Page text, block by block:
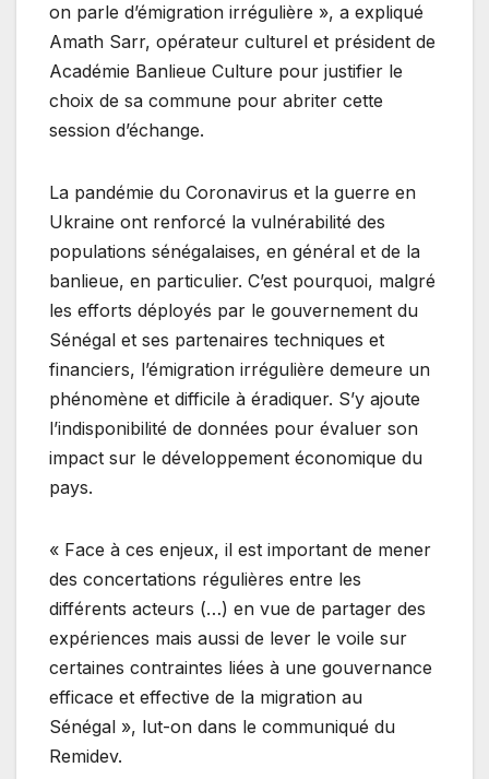
on parle d’émigration irrégulière », a expliqué
Amath Sarr, opérateur culturel et président de
Académie Banlieue Culture pour justifier le
choix de sa commune pour abriter cette
session d’échange.
La pandémie du Coronavirus et la guerre en
Ukraine ont renforcé la vulnérabilité des
populations sénégalaises, en général et de la
banlieue, en particulier. C’est pourquoi, malgré
les efforts déployés par le gouvernement du
Sénégal et ses partenaires techniques et
financiers, l’émigration irrégulière demeure un
phénomène et difficile à éradiquer. S’y ajoute
l’indisponibilité de données pour évaluer son
impact sur le développement économique du
pays.
« Face à ces enjeux, il est important de mener
des concertations régulières entre les
différents acteurs (…) en vue de partager des
expériences mais aussi de lever le voile sur
certaines contraintes liées à une gouvernance
efficace et effective de la migration au
Sénégal », lut-on dans le communiqué du
Remidev.